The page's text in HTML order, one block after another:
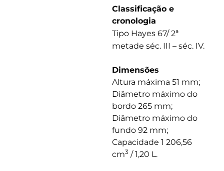
Classificação e
cronologia
Tipo Hayes 67/ 2ª
metade séc. III – séc. IV.
Dimensões
Altura máxima 51 mm;
Diâmetro máximo do
bordo 265 mm;
Diâmetro máximo do
fundo 92 mm;
Capacidade 1 206,56
cm3 / 1,20 L.